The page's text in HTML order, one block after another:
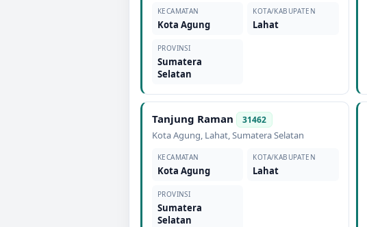
KECAMATAN
Kota Agung
KOTA/KABUPATEN
Lahat
PROVINSI
Sumatera
Selatan
Tanjung Raman 31462
Kota Agung, Lahat,Sumatera Selatan
KECAMATAN
Kota Agung
KOTA/KABUPATEN
Lahat
PROVINSI
Sumatera
Selatan